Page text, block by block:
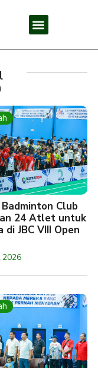
Club
24 Atlet untuk
di JBC VIII Open
2026